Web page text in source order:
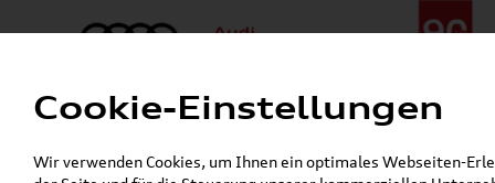
Menü
24h-Pannenhilfe:+49 (0)171 / 870 72 87
Cookie-Einstellungen
Wir verwenden Cookies, um Ihnen ein optimales Webseiten-